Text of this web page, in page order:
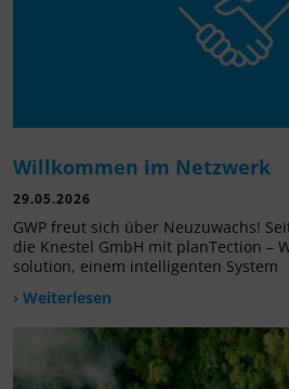
Willkommen im Netzwerk
29.05.2026
GWP freut sich über Neuzuwachs!
die Knestel GmbH mit planTection –
solution, einem intelligenten System
› Weiterlesen